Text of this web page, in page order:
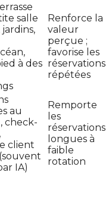
salle
à des
Renforce la
valeur
perçue ;
favorise les
réservations
répétées
au
check-
client
IA)
Remporte
les
réservations
longues à
faible
rotation